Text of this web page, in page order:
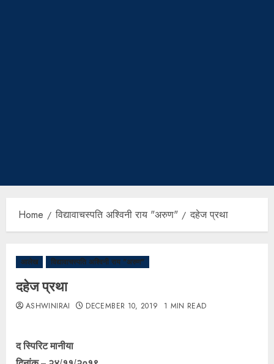
Home विद्यावाचस्पति अश्विनी राय "अरुण" दहेज प्रथा
आलेख विद्यावाचस्पति अश्विनी राय "अरुण"
दहेज प्रथा
ASHWINIRAI DECEMBER 10, 2019 1 MIN READ
द स्पिरिट मानीया